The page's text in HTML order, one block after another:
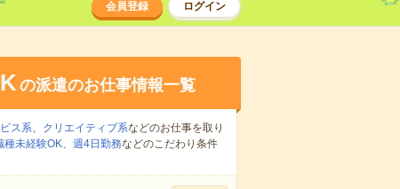
会員登録 ログイン
の派遣のお仕事情報一覧
ス系、 クリエイティブ系などのお仕事を取り
種未経験OK、 週4日勤務などのこだわり条件